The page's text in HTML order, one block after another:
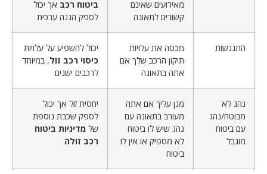
מאירועים שאינם
קשורים לתאונה
ביטוח רכב אך יכול
לספק הגנה ערכית
התנגשות
מכסה את עלויות
תיקון הרכב שלך אם
אתה בתאונה
יכול להשפיע על עלויות
כיסוי רכב זול, במיוחד
לרכבים ישנים
נהג לא
מבוטח/נהג
עם ביטוח
מוגבל
מגן עליך אם אתה
מעורב בתאונה עם
נהג שיש לו ביטוח
לא מספיק או אין לו
ביטוח
יחסית זול אך יכול
לספק שכבת נוספת
של מדיניות ביטוח
רכב זולה